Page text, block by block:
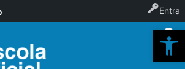
Entra